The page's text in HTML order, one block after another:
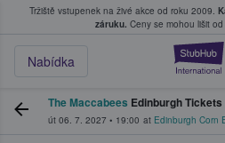
Tržiště vstupenek na živé akce od roku 2009.
záruku. Ceny se mohou lišit
Nabídka
kde fanoušci kupují a
The Maccabees Edinburgh Tickets
út 06. 7. 2027 • 19:00 at Edinburgh Corn